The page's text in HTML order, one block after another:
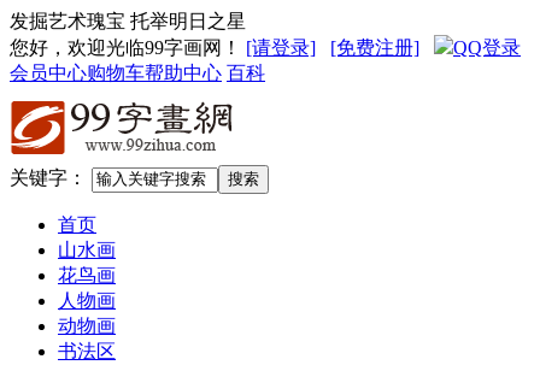
发掘艺术瑰宝 托举明日之星
您好，欢迎光临99字画网 ！ [请登录] [免费注册]
QQ登录
会员中心购物车帮助中心 百科
关键字：
首页
山水画
花鸟画
人物画
动物画
书法区